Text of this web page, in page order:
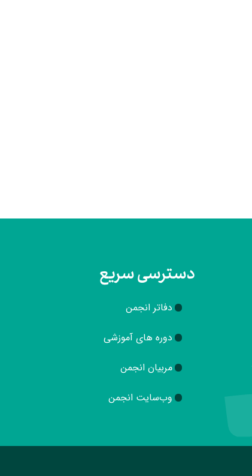
دسترسی سریع
دفاتر انجمن
دوره های آموزشی
مربیان انجمن
وب‌سایت انجمن